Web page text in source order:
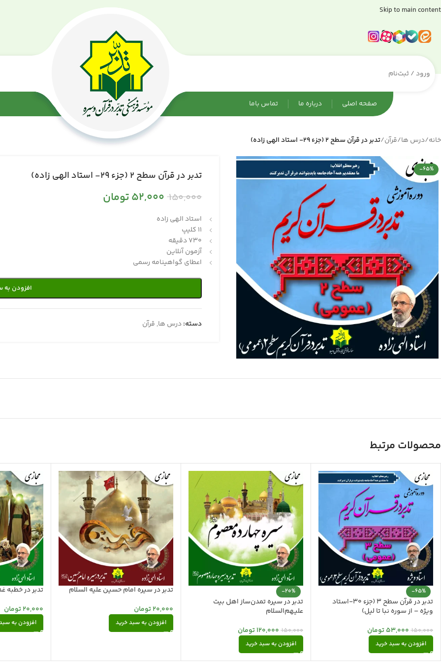
Skip to main content
ورود / ثبت‌نام
صفحه اصلی درباره ما تماس باما
خانه/درس ها/قرآن/تدبر در قرآن سطح 2 (جزء 29- استاد الهی زاده)
-65% تدبر در قرآن سطح 2 (جزء 29- استاد الهی زاده)
150,000
52,000تومان
استاد الهی زاده
11 کلیپ
730 دقیقه
آزمون آنلاین
اعطای گواهینامه رسمی
افزودن به
دسته:درس ها, قرآن
محصولات مرتبط
-65%
تدبر در قرآن سطح 3 (جزء 30-استاد
ویژه – از سوره نبا تا لیل)
150,000
53,000تومان
افزودن به سبد خرید
-20%
تدبر در سیره تمدن‌ساز اهل بیت
علیهم‌السلام
150,000
120,000تومان
افزودن به سبد خرید
تدبر در سیره امام حسین علیه السلام
20,000تومان
افزودن به سبد خرید
تدبر در خطبه
20,000تومان
افزودن به